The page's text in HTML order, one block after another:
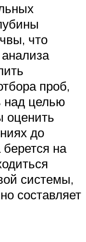
что
проб,
над целью
оценить
до
берется на
системы,
составляет